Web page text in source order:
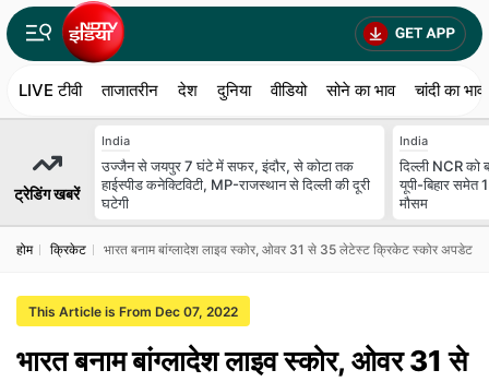
LIVE टीवी ताजातरीन देश दुनिया वीडियो सोने का भाव चांदी का भाव
ट्रेडिंग खबरें
India
उज्जैन से जयपुर 7 घंटे में सफर, इंदौर, से कोटा तक
हाईस्पीड कनेक्टिविटी, MP-राजस्थान से दिल्ली की दूरी
घटेगी
India
दिल्ली NCR को
यूपी-बिहार समेत
मौसम
होम क्रिकेट भारत बनाम बांग्लादेश लाइव स्कोर, ओवर 31 से 35 लेटेस्ट क्रिकेट स्कोर अपडेट
This Article is From Dec 07, 2022
भारत बनाम बांग्लादेश लाइव स्कोर, ओवर 31 से